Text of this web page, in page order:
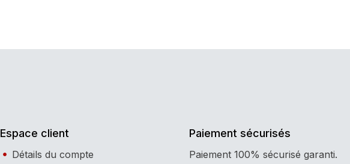
Espace client
Détails du compte
Paiement sécurisés
Paiement 100% sécurisé garanti.